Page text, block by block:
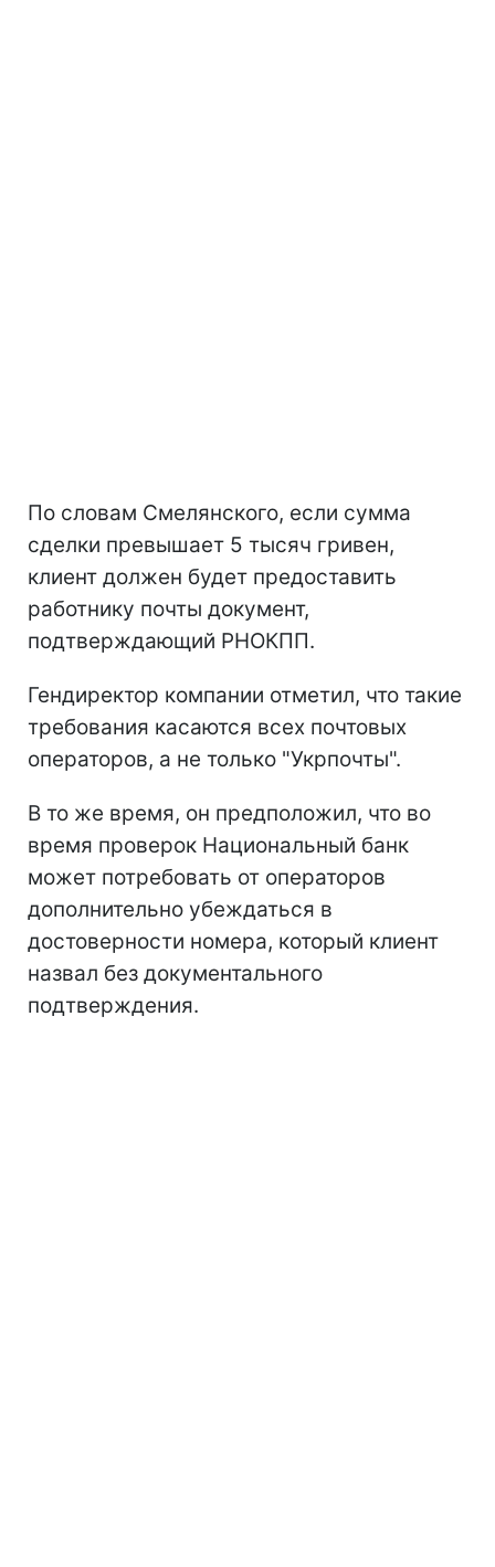
По словам Смелянского, если сумма
сделки превышает 5 тысяч гривен,
клиент должен будет предоставить
работнику почты документ,
подтверждающий РНОКПП.
Гендиректор компании отметил, что такие
требования касаются всех почтовых
операторов, а не только "Укрпочты".
В то же время, он предположил, что во
время проверок Национальный банк
может потребовать от операторов
дополнительно убеждаться в
достоверности номера, который клиент
назвал без документального
подтверждения.